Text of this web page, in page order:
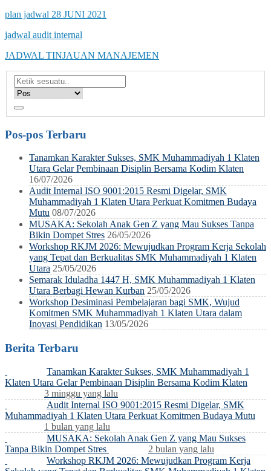
plan jadwal 28 JUNI 2021
jadwal audit internal
JADWAL TINJAUAN MANAJEMEN
Pos-pos Terbaru
Tanamkan Karakter Sukses, SMK Muhammadiyah 1 Klaten
Utara Gelar Pembinaan Disiplin Bersama Kodim Klaten
16/07/2026
Audit Internal ISO 9001:2015 Resmi Digelar, SMK
Muhammadiyah 1 Klaten Utara Perkuat Komitmen Budaya
Mutu 08/07/2026
MUSAKA: Sekolah Anak Gen Z yang Mau Sukses Tanpa
Bikin Dompet Stres 26/05/2026
Workshop RKJM 2026: Mewujudkan Program Kerja Sekolah
yang Tepat dan Berkualitas SMK Muhammadiyah 1 Klaten
Utara 25/05/2026
Semarak Iduladha 1447 H, SMK Muhammadiyah 1 Klaten
Utara Berbagi Hewan Kurban 25/05/2026
Workshop Desiminasi Pembelajaran bagi SMK, Wujud
Komitmen SMK Muhammadiyah 1 Klaten Utara dalam
Inovasi Pendidikan 13/05/2026
Berita Terbaru
Tanamkan Karakter Sukses, SMK Muhammadiyah 1
Klaten Utara Gelar Pembinaan Disiplin Bersama Kodim Klaten
3 minggu yang lalu
Audit Internal ISO 9001:2015 Resmi Digelar, SMK
Muhammadiyah 1 Klaten Utara Perkuat Komitmen Budaya Mutu
1 bulan yang lalu
MUSAKA: Sekolah Anak Gen Z yang Mau Sukses
Tanpa Bikin Dompet Stres
2 bulan yang lalu
Workshop RKJM 2026: Mewujudkan Program Kerja